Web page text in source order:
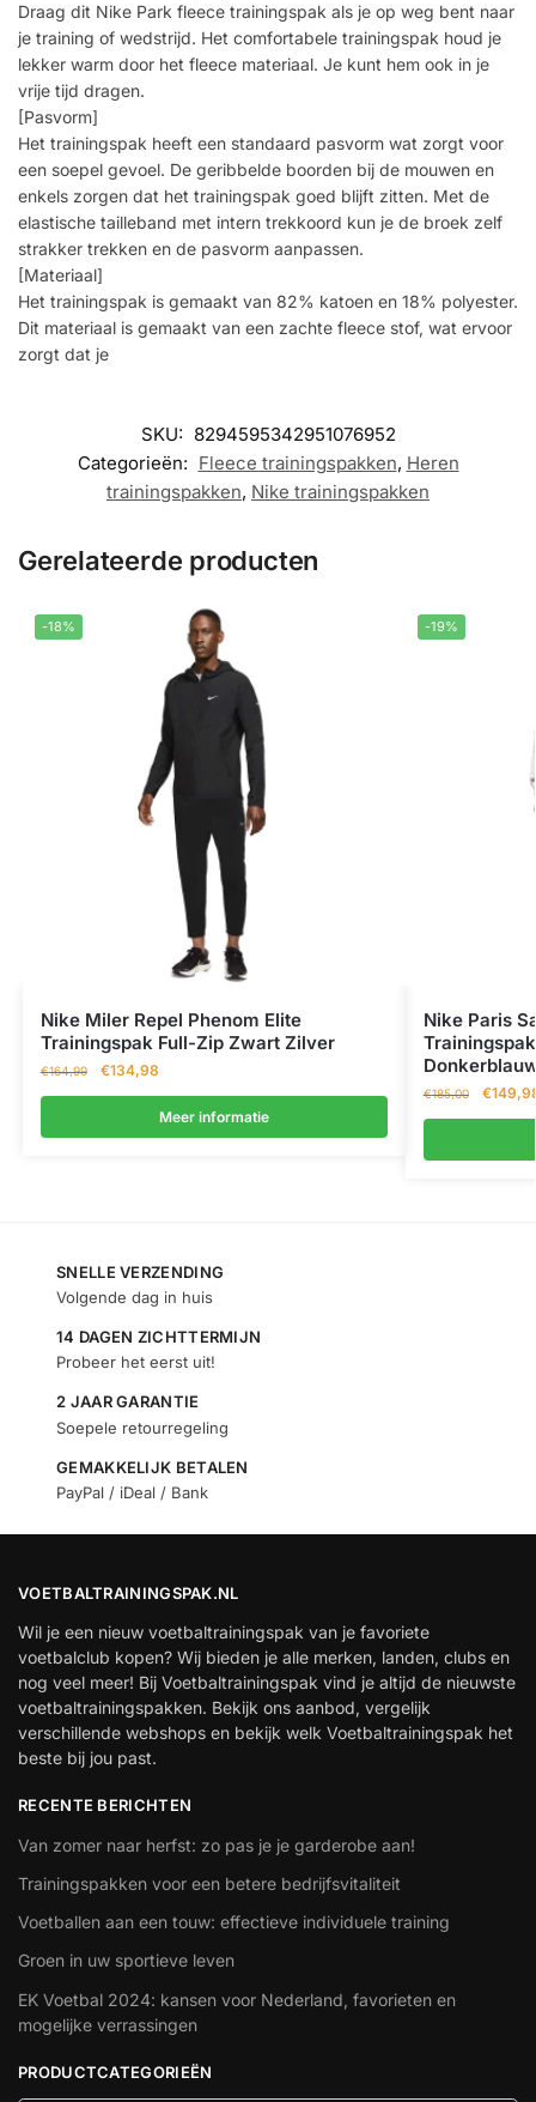
Draag dit Nike Park fleece trainingspak als je op weg bent naar
je training of wedstrijd. Het comfortabele trainingspak houd je
lekker warm door het fleece materiaal. Je kunt hem ook in je
vrije tijd dragen.
[Pasvorm]
Het trainingspak heeft een standaard pasvorm wat zorgt voor
een soepel gevoel. De geribbelde boorden bij de mouwen en
enkels zorgen dat het trainingspak goed blijft zitten. Met de
elastische tailleband met intern trekkoord kun je de broek zelf
strakker trekken en de pasvorm aanpassen.
[Materiaal]
Het trainingspak is gemaakt van 82% katoen en 18% polyester.
Dit materiaal is gemaakt van een zachte fleece stof, wat ervoor
zorgt dat je
SKU: 8294595342951076952
Categorieën: Fleece trainingspakken, Heren
trainingspakken, Nike trainingspakken
Gerelateerde producten
-18%
Nike Miler Repel Phenom Elite
Trainingspak Full-Zip Zwart Zilver
€164,99 €134,98
Meer informatie
-19%
Nike Paris
€185,00 €
SNELLE VERZENDING
Volgende dag in huis
14 DAGEN ZICHTTERMIJN
Probeer het eerst uit!
2 JAAR GARANTIE
Soepele retourregeling
GEMAKKELIJK BETALEN
PayPal / iDeal / Bank
VOETBALTRAININGSPAK.NL
Wil je een nieuw voetbaltrainingspak van je favoriete
voetbalclub kopen? Wij bieden je alle merken, landen, clubs en
nog veel meer! Bij Voetbaltrainingspak vind je altijd de nieuwste
voetbaltrainingspakken. Bekijk ons aanbod, vergelijk
verschillende webshops en bekijk welk Voetbaltrainingspak het
beste bij jou past.
RECENTE BERICHTEN
Van zomer naar herfst: zo pas je je garderobe aan!
Trainingspakken voor een betere bedrijfsvitaliteit
Voetballen aan een touw: effectieve individuele training
Groen in uw sportieve leven
EK Voetbal 2024: kansen voor Nederland, favorieten en
mogelijke verrassingen
PRODUCTCATEGORIEËN